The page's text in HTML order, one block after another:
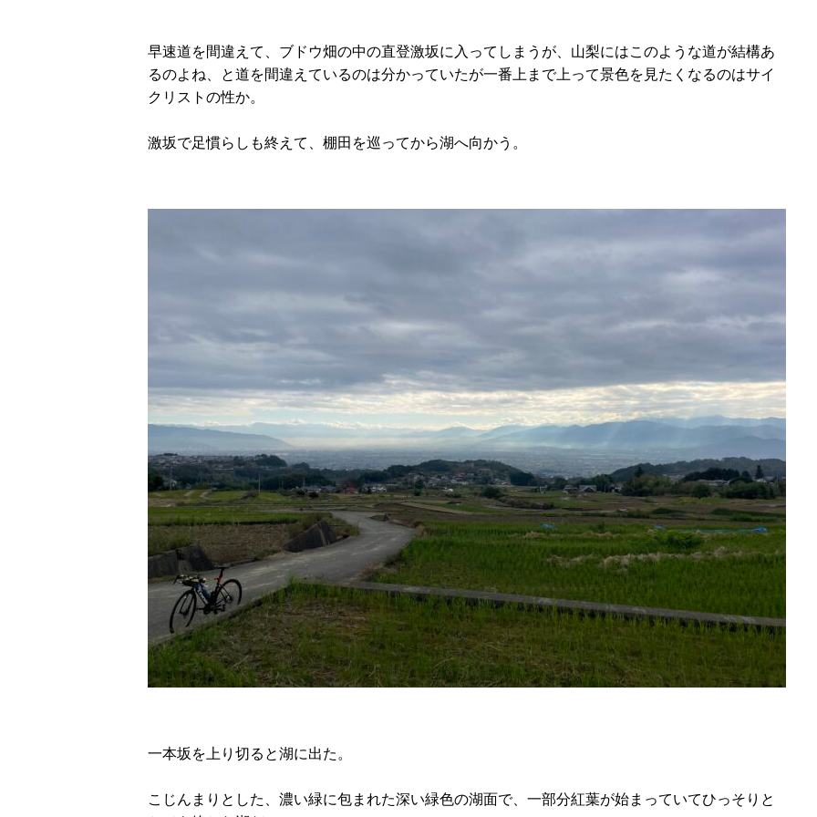
早速道を間違えて、ブドウ畑の中の直登激坂に入ってしまうが、山梨にはこのような道が結構あ
るのよね、と道を間違えているのは分かっていたが一番上まで上って景色を見たくなるのはサイ
クリストの性か。
激坂で足慣らしも終えて、棚田を巡ってから湖へ向かう。
一本坂を上り切ると湖に出た。
こじんまりとした、濃い緑に包まれた深い緑色の湖面で、一部分紅葉が始まっていてひっそりと